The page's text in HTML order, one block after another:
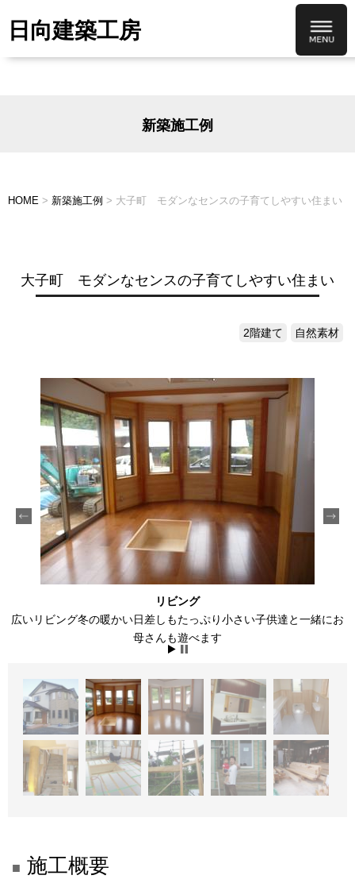
日向建築工房
新築施工例
HOME > 新築施工例 > 大子町 モダンなセンスの子育てしやすい住まい
大子町 モダンなセンスの子育てしやすい住まい
2階建て 自然素材
リビング
広いリビング冬の暖かい日差しもたっぷり小さい子供達と一緒にお
母さんも遊べます
施工概要